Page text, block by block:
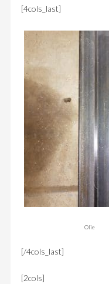
[4cols_last]
Olie
[/4cols_last]
[2cols]